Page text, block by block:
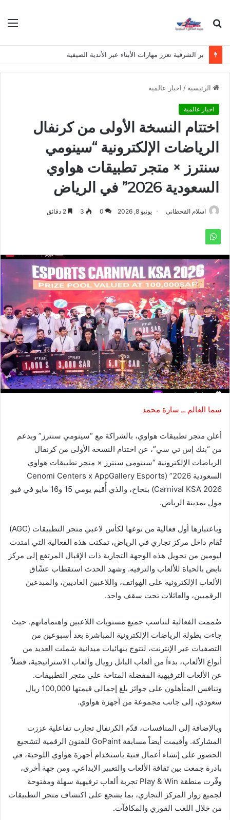
بحث
بر الشرقية تعزز مهارات الأبناء عبر الأندية الصيفية
الرئيسية / اخبار عالمية
اخبار عالمية
اختتام النسخة الأولى من كرنفال
الرياضات الإلكترونية “سينومي
سنترز × متجر تطبيقات هواوي
السعودية 2026” في الرياض
اسلام القحطانى يونيو 8, 2026 0
3
سما العالم ــ سارة محمد
أعلن متجر تطبيقات هواوي، بالشراكة مع “سينومي سنترز” وبدعم
من “بنك إس تي سي”، عن اختتام النسخة الأولى من كرنفال
الرياضات الإلكترونية “سينومي سنترز × متجر تطبيقات هواوي
السعودية 2026” (Cenomi Centers x AppGallery Esports
Carnival KSA 2026) بنجاح، والذي أُقيم يومي 15 و16 مايو في فيو
مول بمدينة الرياض.
وباعتبارها أول فعالية من نوعها لكأس لاعبي متجر التطبيقات (AGC)
تُقام داخل مركز تجاري في الرياض، تمكنت هذه الفعالية التي امتدت
ليومين من تحويل هذه الوجهة التجارية ذات الإقبال المرتفع إلى مركز
نابض بالحياة للألعاب والترفيه. وشهد الحدث استقطاب عشّاق
الألعاب الإلكترونية على الهواتف، واللاعبين العاديين، والمبدعين
الرقميين، والعائلات تحت سقف واحد.
صُممت الفعالية لتناسب جميع مستويات اللاعبين واهتماماتهم. حيث
جاءت بطولة الرياضات الإلكترونية المباشرة بعد أسبوعين من
التصفيات عبر الإنترنت، لتتوج بنهائيات ميدانية شملت العديد من
أنواع الألعاب، بدءاً من ألعاب الباتل رويال وألعاب الاستراتيجية، فضلاً
عن الألعاب الترفيهية المفضلة المتاحة على متجر التطبيقات.
وتنافس المتأهلون على جوائز بلغ إجمالي قيمتها 100,000 ريال
سعودي، إلى جانب مجموعة من أجهزة هواوي.
وبالإضافة إلى المنافسات، قدّم الكرنفال تجارب تفاعلية عززت
المشاركة. وأقيمت أيضاً مسابقة GoPaint للفنون الرقمية لتشجيع
الحضور على إنشاء أعمال فنية باستخدام أجهزة هواوي اللوحية، في
بادرة جمعت بين ثقافة الألعاب والتعبير الإبداعي. ومن جهة أخرى،
وفّرت منطقة Play & Win تجربة ألعاب ترفيهية سهلة ومفتوحة
لجميع زوار المركز التجاري، بما يشجع على اكتشاف متجر التطبيقات
من خلال اللعب الفوري والمكافآت.